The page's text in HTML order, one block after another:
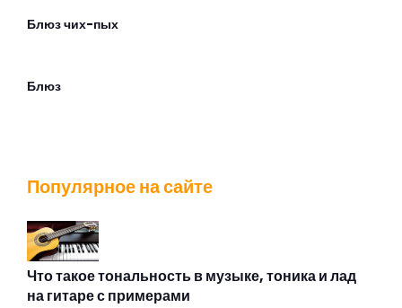
Блюз чих-пых
Блюз
В аду
Популярное на сайте
Что такое тональность в музыке, тоника и лад
на гитаре с примерами